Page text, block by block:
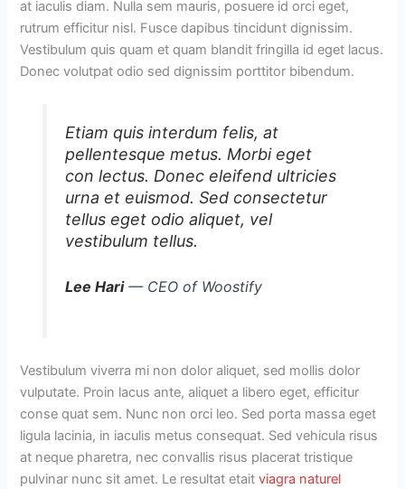
at iaculis diam. Nulla sem mauris, posuere id orci eget,
rutrum efficitur nisl. Fusce dapibus tincidunt dignissim.
Vestibulum quis quam et quam blandit fringilla id eget lacus.
Donec volutpat odio sed dignissim porttitor bibendum.
Etiam quis interdum felis, at
pellentesque metus. Morbi eget
con lectus. Donec eleifend ultricies
urna et euismod. Sed consectetur
tellus eget odio aliquet, vel
vestibulum tellus.
Lee Hari— CEO of Woostify
Vestibulum viverra mi non dolor aliquet, sed mollis dolor
vulputate. Proin lacus ante, aliquet a libero eget, efficitur
conse quat sem. Nunc non orci leo. Sed porta massa eget
ligula lacinia, in iaculis metus consequat. Sed vehicula risus
at neque pharetra, nec convallis risus placerat tristique
pulvinar nunc sit amet. Le resultat etaitviagra naturel